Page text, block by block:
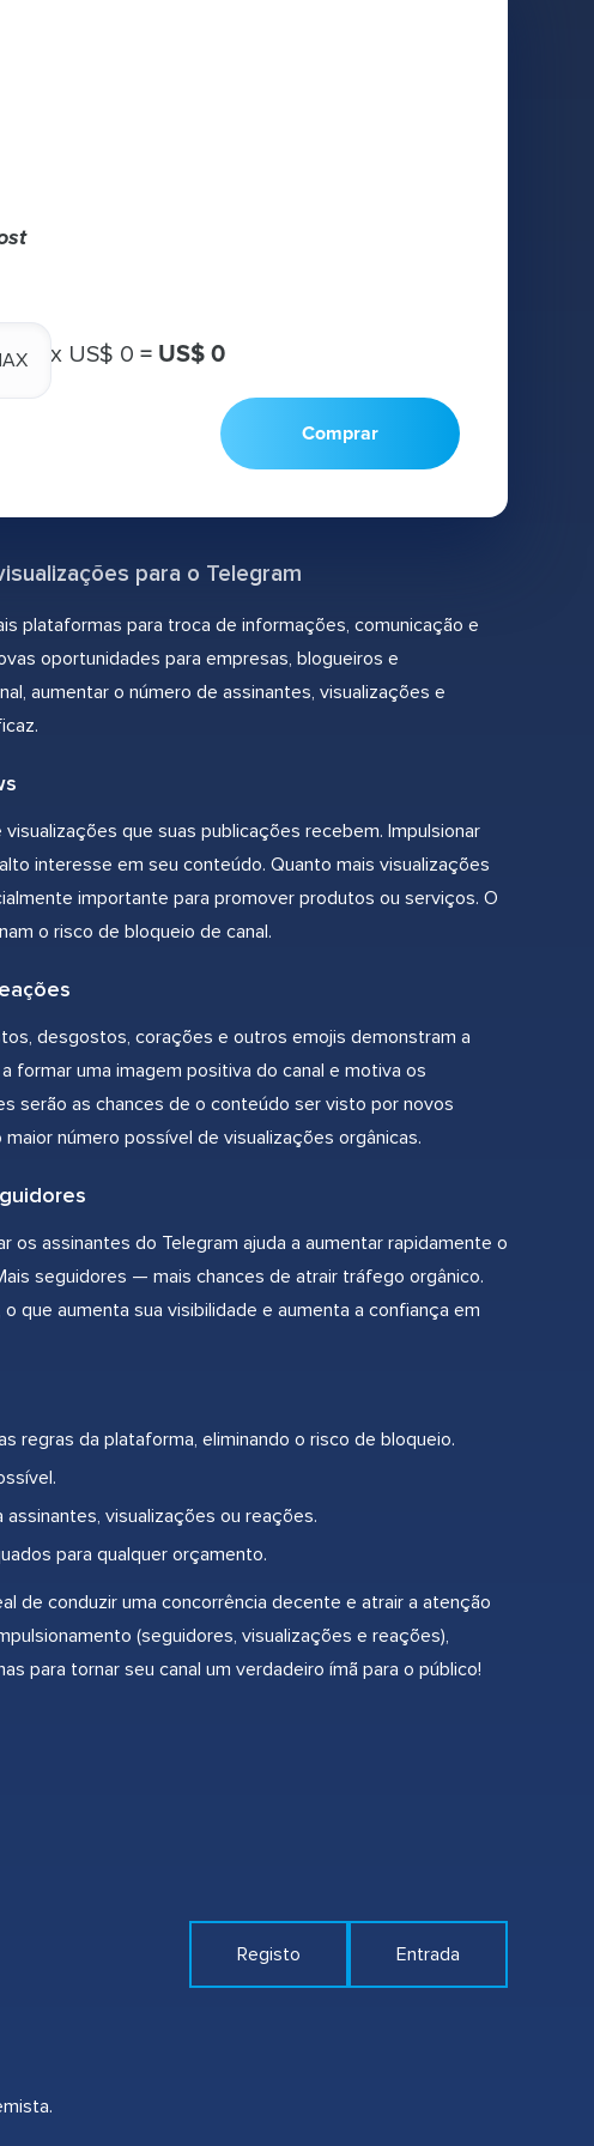
х US$ 0 = US$ 0
Comprar
para o Telegram
plataformas para troca de informações, comunicação e
oportunidades para empresas, blogueiros e
aumentar o número de assinantes, visualizações e
que suas publicações recebem. Impulsionar
interesse em seu conteúdo. Quanto mais visualizações
importante para promover produtos ou serviços. O
o risco de bloqueio de canal.
desgostos, corações e outros emojis demonstram a
formar uma imagem positiva do canal e motiva os
serão as chances de o conteúdo ser visto por novos
número possível de visualizações orgânicas.
os assinantes do Telegram ajuda a aumentar rapidamente o
seguidores — mais chances de atrair tráfego orgânico.
que aumenta sua visibilidade e aumenta a confiança em
regras da plataforma, eliminando o risco de bloqueio.
visualizações ou reações.
para qualquer orçamento.
de conduzir uma concorrência decente e atrair a atenção
(seguidores, visualizações e reações),
para tornar seu canal um verdadeiro ímã para o público!
Registo
Entrada